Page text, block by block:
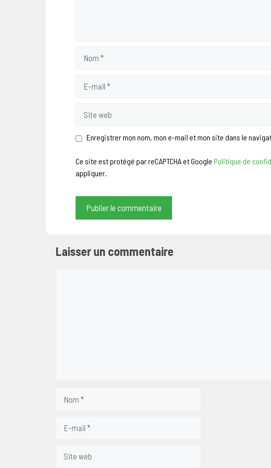
mail
web
Enregistrer mon nom, mon e-mail et mon site dans le
Ce site est protégé par reCAPTCHA et Google Politique de
appliquer.
Laisser un commentaire
mail
web